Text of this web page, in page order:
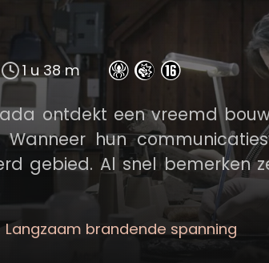
1 u 38 m
ontdekt een vreemd
hun
gebied. Al snel bemerken
Langzaam brandende spanning